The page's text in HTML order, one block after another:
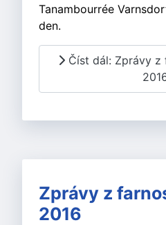
Tanambourrée
den.
Číst dál: Zprávy
Zprávy z
2016